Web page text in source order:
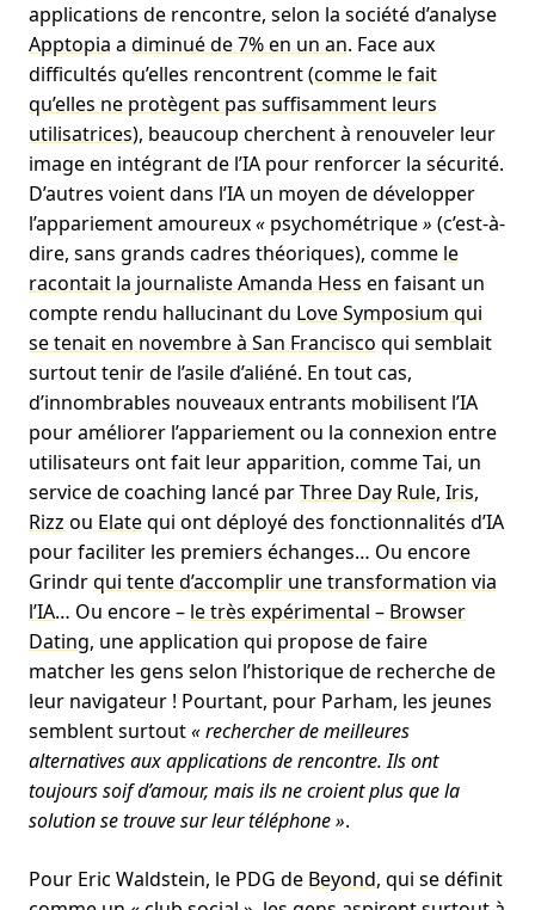
applications de rencontre, selon la société d’analyse
Apptopia a diminué de 7% en un an. Face aux
difficultés qu’elles rencontrent (comme le fait
qu’elles ne protègent pas suffisamment leurs
utilisatrices), beaucoup cherchent à renouveler leur
image en intégrant de l’IA pour renforcer la sécurité.
D’autres voient dans l’IA un moyen de développer
l’appariement amoureux« psychométrique» (c’est-à-
dire, sans grands cadres théoriques), comme le
racontait la journaliste Amanda Hess en faisant un
compte rendu hallucinant du Love Symposium qui
se tenait en novembre à San Francisco qui semblait
surtout tenir de l’asile d’aliéné. En tout cas,
d’innombrables nouveaux entrants mobilisent l’IA
pour améliorer l’appariement ou la connexion entre
utilisateurs ont fait leur apparition, comme Tai, un
service de coaching lancé parThree Day Rule, Iris,
Rizz ou Elatequi ont déployé des fonctionnalités d’IA
pour faciliter les premiers échanges… Ou encore
Grindrqui tente d’accomplir une transformation via
l’IA… Ou encore – le très expérimental – Browser
Dating, une application qui propose de faire
matcher les gens selon l’historique de recherche de
leur navigateur ! Pourtant, pour Parham, les jeunes
semblent surtout« rechercher de meilleures
alternatives aux applications de rencontre. Ils ont
toujours soif d’amour, mais ils ne croient plus que la
solution se trouve sur leur téléphone ».
Pour Eric Waldstein, le PDG de Beyond, qui se définit